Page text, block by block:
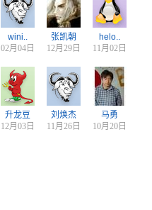
wini..
02月04日
张凯朝
12月29日
helo..
11月02日
升龙豆
12月03日
刘焕杰
11月26日
马勇
10月20日